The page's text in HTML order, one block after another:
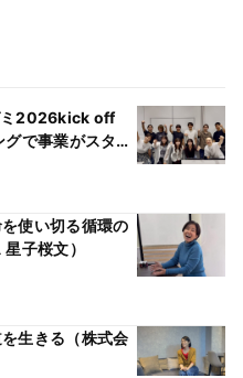
ミ2026kick off
で事業がスター
使い切る循環の
子桜文）
生きる（株式会